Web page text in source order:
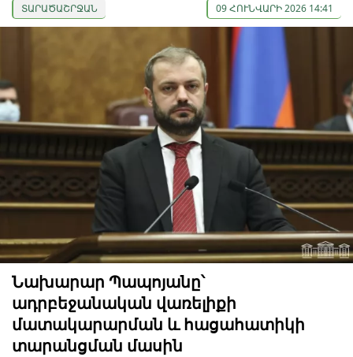
ՏԱՐԱԾԱՇՐՋԱՆ 09 ՀՈՒՆՎԱՐԻ 2026 14:41
Նախարար Պապոյանը՝
ադրբեջանական վառելիքի
մատակարարման և հացահատիկի
տարանցման մասին